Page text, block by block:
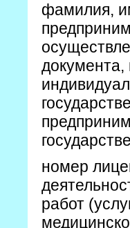
фамилия,
номер
работ